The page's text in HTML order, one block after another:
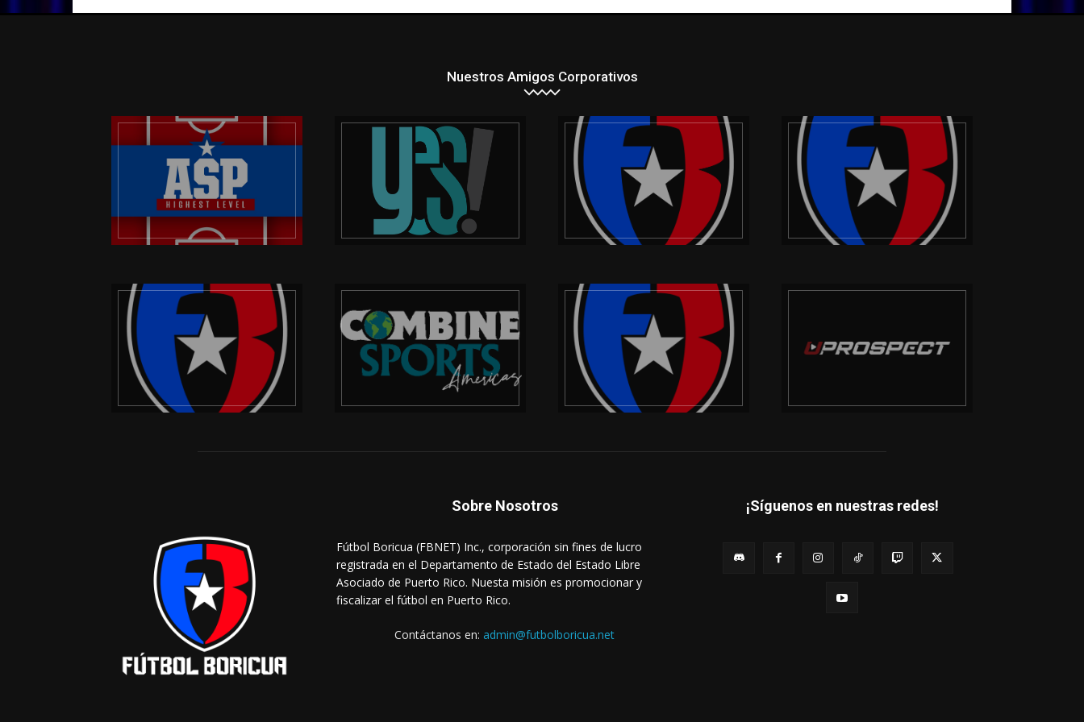
Nuestros Amigos Corporativos
Sobre Nosotros
Fútbol Boricua (FBNET) Inc., corporación sin fines de lucro
registrada en el Departamento de Estado del Estado Libre
Asociado de Puerto Rico. Nuesta misión es promocionar y
fiscalizar el fútbol en Puerto Rico.
Contáctanos en: admin@futbolboricua.net
¡Síguenos en nuestras redes!